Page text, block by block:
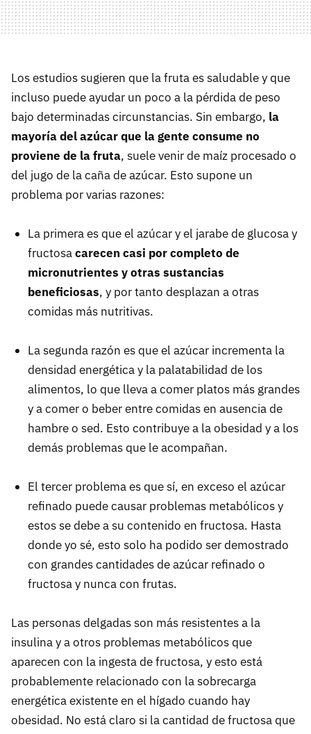
Los estudios sugieren que la fruta es saludable y que
incluso puede ayudar un poco a la pérdida de peso
bajo determinadas circunstancias. Sin embargo, la
mayoría del azúcar que la gente consume no
proviene de la fruta, suele venir de maíz procesado o
del jugo de la caña de azúcar. Esto supone un
problema por varias razones:
La primera es que el azúcar y el jarabe de glucosa y
fructosacarecen casi por completo de
micronutrientes y otras sustancias
beneficiosas, y por tanto desplazan a otras
comidas más nutritivas.
La segunda razón es que el azúcar incrementa la
densidad energética y la palatabilidad de los
alimentos, lo que lleva a comer platos más grandes
y a comer o beber entre comidas en ausencia de
hambre o sed. Esto contribuye a la obesidad y a los
demás problemas que le acompañan.
El tercer problema es que sí, en exceso el azúcar
refinado puede causar problemas metabólicos y
estos se debe a su contenido en fructosa. Hasta
donde yo sé, esto solo ha podido ser demostrado
con grandes cantidades de azúcar refinado o
fructosa y nunca con frutas.
Las personas delgadas son más resistentes a la
insulina y a otros problemas metabólicos que
aparecen con la ingesta de fructosa, y esto está
probablemente relacionado con la sobrecarga
energética existente en el hígado cuando hay
obesidad. No está claro si la cantidad de fructosa que